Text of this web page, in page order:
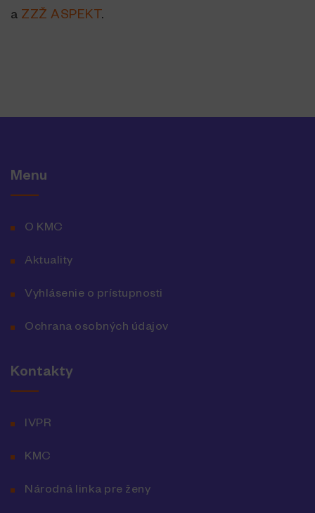
a ZZŽ ASPEKT .
Menu
O KMC
Aktuality
Vyhlásenie o prístupnosti
Ochrana osobných údajov
Kontakty
IVPR
KMC
Národná linka pre ženy